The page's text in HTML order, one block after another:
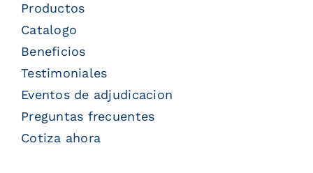
Productos
Catalogo
Beneficios
Testimoniales
Eventos de adjudicacion
Preguntas frecuentes
Cotiza ahora